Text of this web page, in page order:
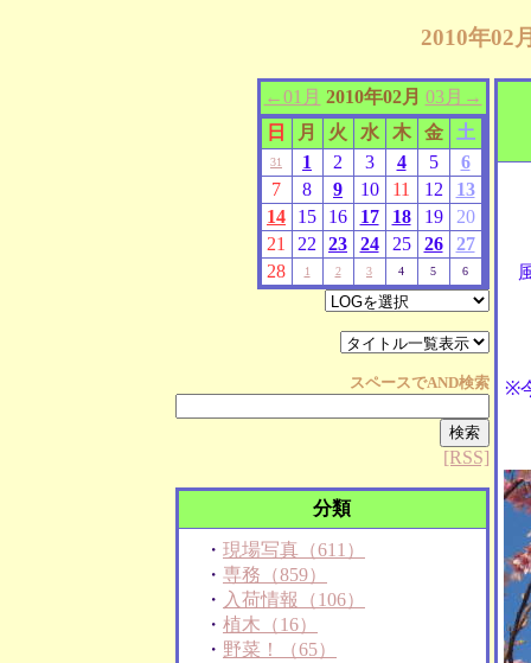
2010年02
←01月 2010年02月 03月→
日
月 火 水 木 金 土
31 1 2 3 4 5
6
7
8 9 10 11 12
13
14
15 16 17 18 19
20
21
22 23 24 25 26
27
28
1 2 3 4 5 6
スペースでAND検索
[RSS]
分類
・ 現場写真（611）
・ 専務（859）
・ 入荷情報（106）
・ 植木（16）
・ 野菜！（65）
※